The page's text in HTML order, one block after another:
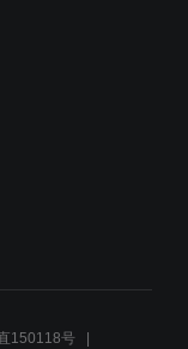
150118号